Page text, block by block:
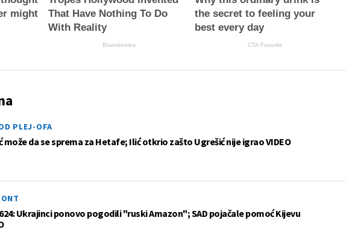
might
That Have Nothing To Do
With Reality
Brainberries
the secret to feeling your
best every day
CTA Favorite
PLEJ-OFA
može da se sprema za Hetafe; Ilić otkrio zašto Ugrešić nije igrao VIDEO
Ukrajinci ponovo pogodili "ruski Amazon"; SAD pojačale pomoć Kijevu